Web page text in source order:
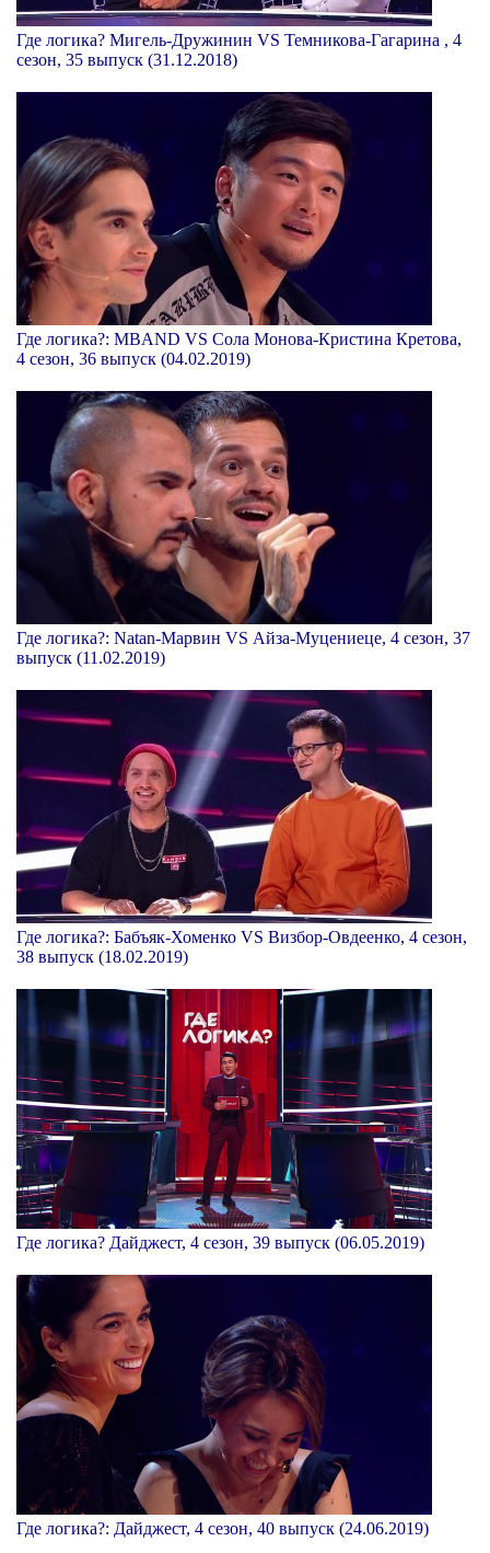
Где логика? Мигель-Дружинин VS Темникова-Гагарина , 4
сезон, 35 выпуск (31.12.2018)
Где логика?: MBAND VS Сола Монова-Кристина Кретова,
4 сезон, 36 выпуск (04.02.2019)
Где логика?: Natan-Марвин VS Айза-Муцениеце, 4 сезон, 37
выпуск (11.02.2019)
Где логика?: Бабъяк-Хоменко VS Визбор-Овдеенко, 4 сезон,
38 выпуск (18.02.2019)
Где логика? Дайджест, 4 сезон, 39 выпуск (06.05.2019)
Где логика?: Дайджест, 4 сезон, 40 выпуск (24.06.2019)